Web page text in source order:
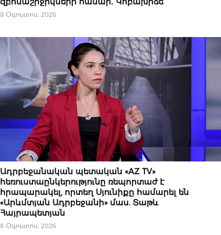
8 Օգոստոս, 2026
ՆՈՐՈՒԹՅՈՒՆՆԵՐ
Ադրբեջանական պետական «AZ TV»
հեռուստաընկերությունը ռեպորտաժ է
հրապարակել, որտեղ Սյունիքը համարել են
«Արևմտյան Ադրբեջանի» մաս. Տաթև
Հայրապետյան
8 Օգոստոս, 2026